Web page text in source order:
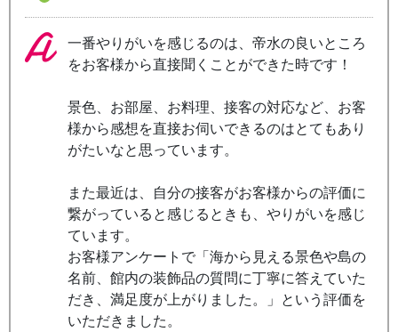
一番やりがいを感じるのは、帝水の良いところ
をお客様から直接聞くことができた時です！
景色、お部屋、お料理、接客の対応など、お客
様から感想を直接お伺いできるのはとてもあり
がたいなと思っています。
また最近は、自分の接客がお客様からの評価に
繋がっていると感じるときも、やりがいを感じ
ています。
お客様アンケートで「海から見える景色や島の
名前、館内の装飾品の質問に丁寧に答えていた
だき、満足度が上がりました。」という評価を
いただきました。